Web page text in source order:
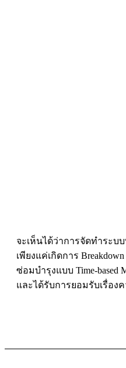
จะเห็นได้ว่าการจัดทำระบ
เพียงแค่เกิดการ
ซ่อมบำรุงแบบ Time-
และได้รับการยอมรับเรื่อง